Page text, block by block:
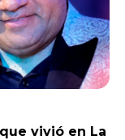
vivió en La